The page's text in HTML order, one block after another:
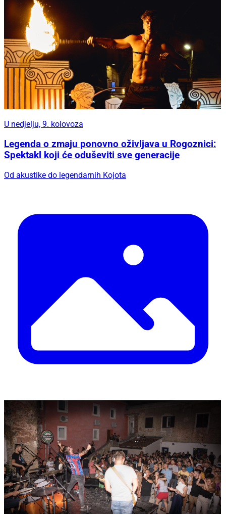
U nedjelju, 9. kolovoza
Legenda o zmaju ponovno oživljava u Rogoznici:
Spektakl koji će oduševiti sve generacije
Od akustike do legendarnih Kojota